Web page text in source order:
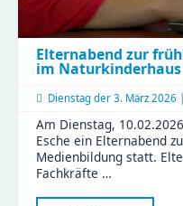
Elternabend zur
im Naturkinderhaus
Dienstag der 3. März 2026 |
Am Dienstag,
Esche ein Elternabend
Medienbildung statt.
Fachkräfte …